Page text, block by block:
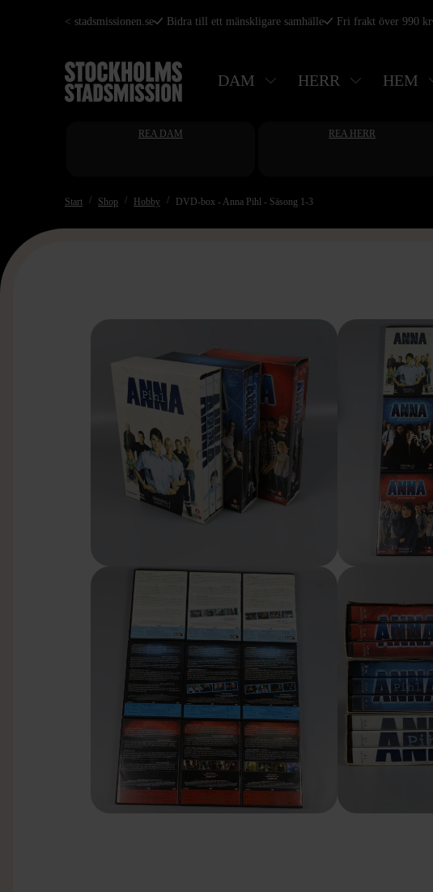
Hoppa
huvudinnehåll
< stadsmissionen.se Bidra till ett mänskligare samhälle Fri frakt över 990 kr
DAM HERR HEM
REA DAM REA HERR
Start Shop Hobby DVD-box - Anna Pihl - Säsong 1-3